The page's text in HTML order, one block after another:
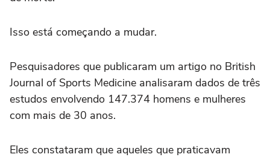
Isso está começando a mudar.
Pesquisadores que publicaram um artigo no British
Journal of Sports Medicine analisaram dados de três
estudos envolvendo 147.374 homens e mulheres
com mais de 30 anos.
Eles constataram que aqueles que praticavam